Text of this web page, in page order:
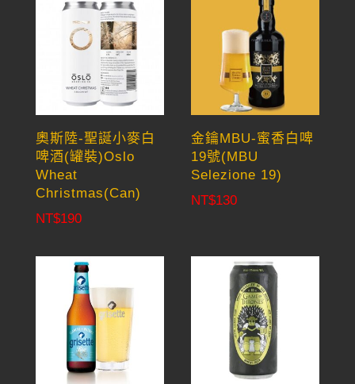
奧斯陸-聖誕小麥白
啤酒(罐裝)Oslo
Wheat
Christmas(Can)
NT$190
金鑰MBU-蜜香白啤
19號(MBU
Selezione 19)
NT$130